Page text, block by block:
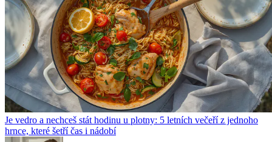
Je vedro a nechceš stát hodinu u plotny: 5 letních večeří z jednoho
hrnce, které šetří čas i nádobí